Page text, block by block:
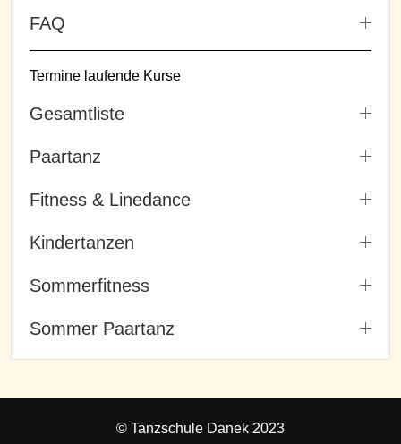
FAQ
Termine laufende Kurse
Gesamtliste
Paartanz
Fitness & Linedance
Kindertanzen
Sommerfitness
Sommer Paartanz
© Tanzschule Danek 2023